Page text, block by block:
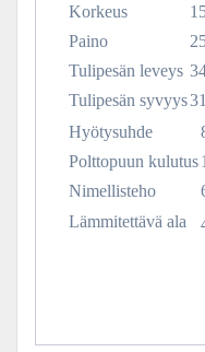
Korkeus
Paino
Tulipesän leveys
Tulipesän syvyys
Hyötysuhde
Polttopuun kulutus
Nimellisteho
Lämmitettävä ala